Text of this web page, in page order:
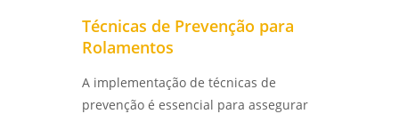
ENTENDA O ENSAIO DE CORROSÃO POR PITE E
SUA IMPORTÂNCIA NA INDÚSTRIA - LABMETAL
ANÁLISE DE FALHAS EM ENGRENAGENS:
COMO IDENTIFICAR E CORRIGIR PROBLEMAS -
LABMETAL
Técnicas de Prevenção para
Rolamentos
A implementação de técnicas de
prevenção é essencial para assegurar